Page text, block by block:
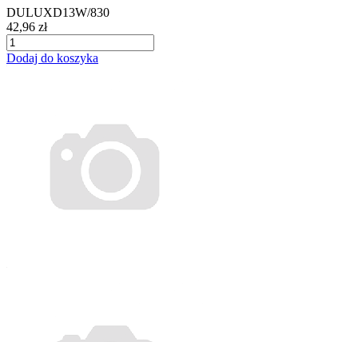
DULUXD13W/830
42,96 zł
Dodaj do koszyka